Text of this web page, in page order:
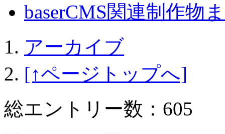
baserCMS関連制作物
アーカイブ
[↑ページトップへ]
総エントリー数：605